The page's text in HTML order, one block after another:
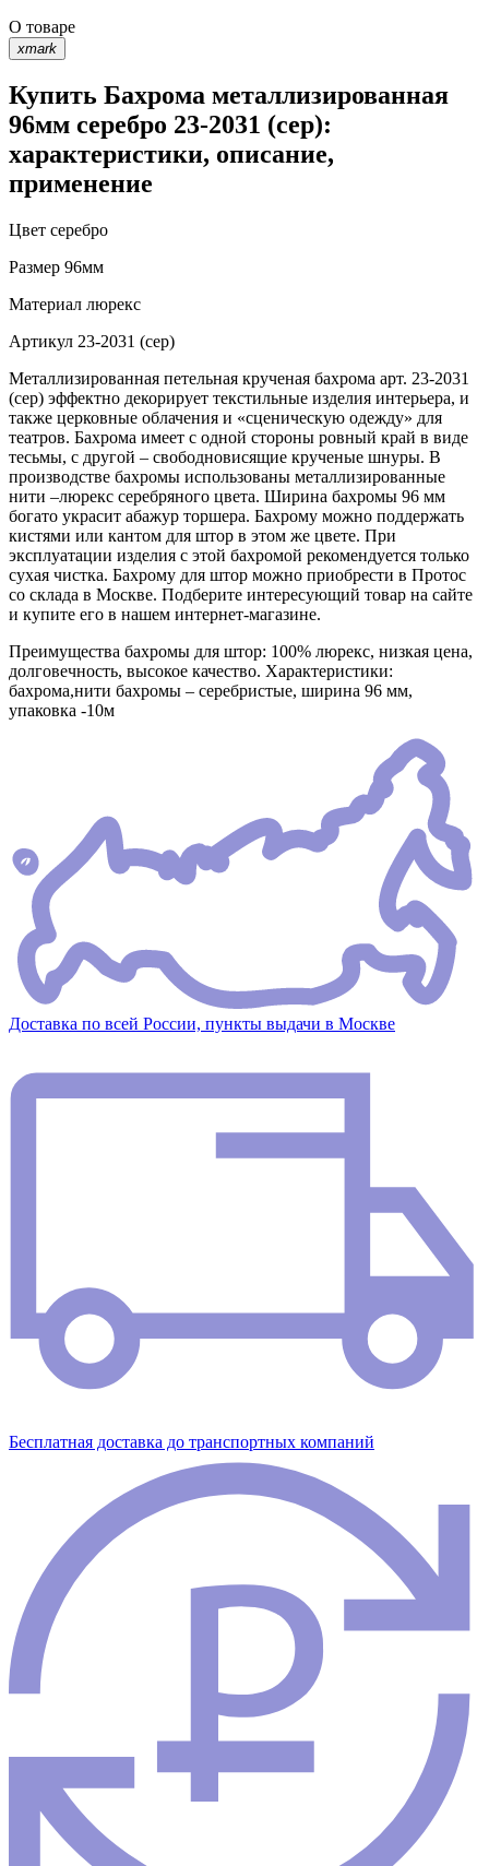
О товаре
xmark
Купить Бахрома металлизированная
96мм серебро 23-2031 (сер):
характеристики, описание,
применение
Цвет серебро
Размер 96мм
Материал люрекс
Артикул 23-2031 (сер)
Металлизированная петельная крученая бахрома арт. 23-2031
(сер) эффектно декорирует текстильные изделия интерьера, и
также церковные облачения и «сценическую одежду» для
театров. Бахрома имеет с одной стороны ровный край в виде
тесьмы, с другой – свободновисящие крученые шнуры. В
производстве бахромы использованы металлизированные
нити –люрекс серебряного цвета. Ширина бахромы 96 мм
богато украсит абажур торшера. Бахрому можно поддержать
кистями или кантом для штор в этом же цвете. При
эксплуатации изделия с этой бахромой рекомендуется только
сухая чистка. Бахрому для штор можно приобрести в Протос
со склада в Москве. Подберите интересующий товар на сайте
и купите его в нашем интернет-магазине.
Преимущества бахромы для штор: 100% люрекс, низкая цена,
долговечность, высокое качество. Характеристики:
бахрома,нити бахромы – серебристые, ширина 96 мм,
упаковка -10м
Доставка по всей России, пункты выдачи в Москве
Бесплатная доставка до транспортных компаний